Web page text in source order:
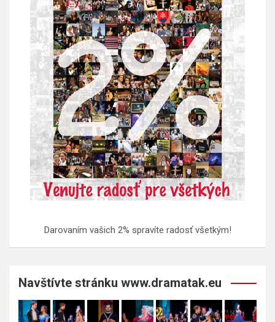
Darovaním vašich 2% spravíte radosť všetkým!
Navštívte stránku www.dramatak.eu